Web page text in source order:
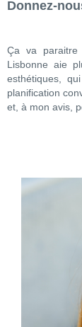
Donnez-
Ça va paraitre
Lisbonne aie
esthétiques,
planification
et, à mon avis,